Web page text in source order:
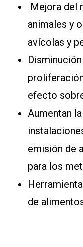
Mejora del
animales y
avícolas y
efecto
Aumentan
emisión de
para los
de